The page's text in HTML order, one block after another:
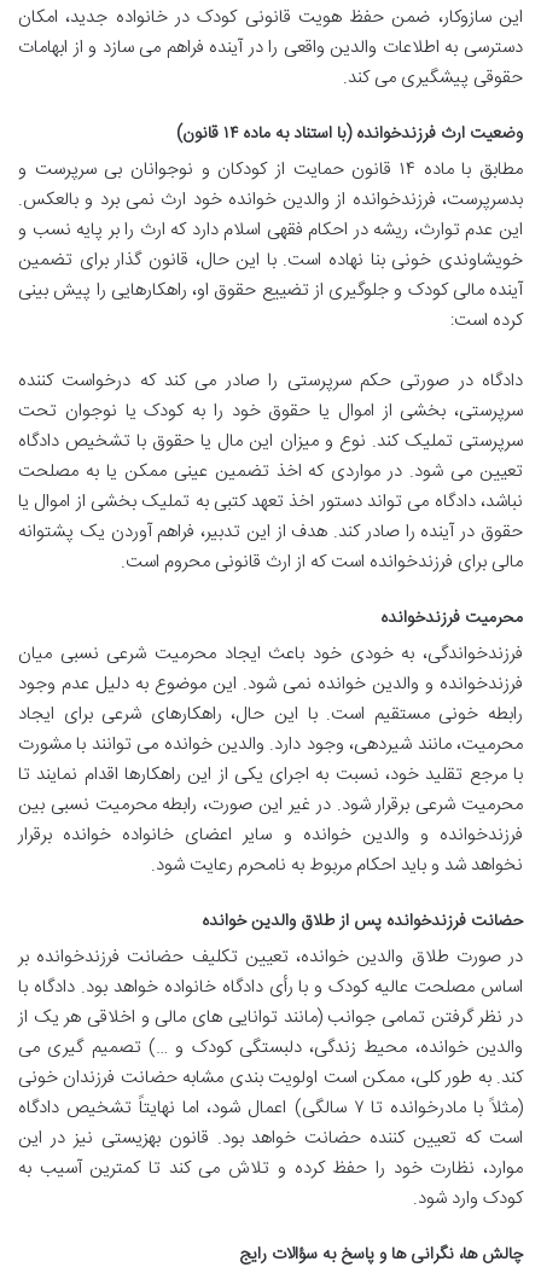
این سازوکار، ضمن حفظ هویت قانونی کودک در خانواده جدید، امکان
دسترسی به اطلاعات والدین واقعی را در آینده فراهم می سازد و از ابهامات
حقوقی پیشگیری می کند.
وضعیت ارث فرزندخوانده (با استناد به ماده ۱۴ قانون)
مطابق با ماده ۱۴ قانون حمایت از کودکان و نوجوانان بی سرپرست و
بدسرپرست، فرزندخوانده از والدین خوانده خود ارث نمی برد و بالعکس.
این عدم توارث، ریشه در احکام فقهی اسلام دارد که ارث را بر پایه نسب و
خویشاوندی خونی بنا نهاده است. با این حال، قانون گذار برای تضمین
آینده مالی کودک و جلوگیری از تضییع حقوق او، راهکارهایی را پیش بینی
کرده است:
دادگاه در صورتی حکم سرپرستی را صادر می کند که درخواست کننده
سرپرستی، بخشی از اموال یا حقوق خود را به کودک یا نوجوان تحت
سرپرستی تملیک کند. نوع و میزان این مال یا حقوق با تشخیص دادگاه
تعیین می شود. در مواردی که اخذ تضمین عینی ممکن یا به مصلحت
نباشد، دادگاه می تواند دستور اخذ تعهد کتبی به تملیک بخشی از اموال یا
حقوق در آینده را صادر کند. هدف از این تدبیر، فراهم آوردن یک پشتوانه
مالی برای فرزندخوانده است که از ارث قانونی محروم است.
محرمیت فرزندخوانده
فرزندخواندگی، به خودی خود باعث ایجاد محرمیت شرعی نسبی میان
فرزندخوانده و والدین خوانده نمی شود. این موضوع به دلیل عدم وجود
رابطه خونی مستقیم است. با این حال، راهکارهای شرعی برای ایجاد
محرمیت، مانند شیردهی، وجود دارد. والدین خوانده می توانند با مشورت
با مرجع تقلید خود، نسبت به اجرای یکی از این راهکارها اقدام نمایند تا
محرمیت شرعی برقرار شود. در غیر این صورت، رابطه محرمیت نسبی بین
فرزندخوانده و والدین خوانده و سایر اعضای خانواده خوانده برقرار
نخواهد شد و باید احکام مربوط به نامحرم رعایت شود.
حضانت فرزندخوانده پس از طلاق والدین خوانده
در صورت طلاق والدین خوانده، تعیین تکلیف حضانت فرزندخوانده بر
اساس مصلحت عالیه کودک و با رأی دادگاه خانواده خواهد بود. دادگاه با
در نظر گرفتن تمامی جوانب (مانند توانایی های مالی و اخلاقی هر یک از
والدین خوانده، محیط زندگی، دلبستگی کودک و …) تصمیم گیری می
کند. به طور کلی، ممکن است اولویت بندی مشابه حضانت فرزندان خونی
(مثلاً با مادرخوانده تا ۷ سالگی) اعمال شود، اما نهایتاً تشخیص دادگاه
است که تعیین کننده حضانت خواهد بود. قانون بهزیستی نیز در این
موارد، نظارت خود را حفظ کرده و تلاش می کند تا کمترین آسیب به
کودک وارد شود.
چالش ها، نگرانی ها و پاسخ به سؤالات رایج